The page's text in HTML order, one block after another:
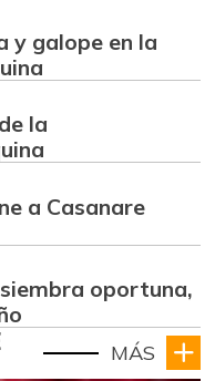
y galope en la
la
a Casanare
oportuna,
MÁS